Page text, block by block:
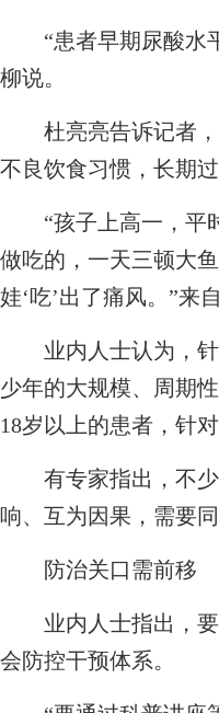
“患者早期尿酸水平
柳说。
杜亮亮告诉记者，
不良饮食习惯，长期
“孩子上高一，平时
做吃的，一天三顿大
娃‘吃’出了痛风。”来
业内人士认为，针
少年的大规模、周期
18岁以上的患者，针
有专家指出，不少
响、互为因果，需要
防治关口需前移
业内人士指出，要
会防控干预体系。